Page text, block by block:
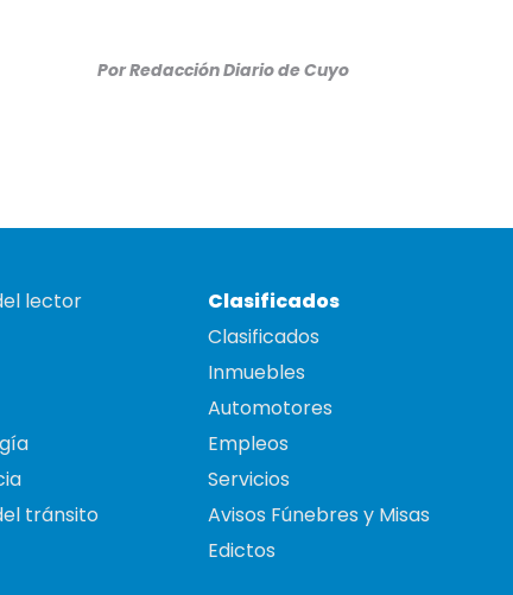
PorRedacción Diario de Cuyo
lector
tránsito
Clasificados
Clasificados
Inmuebles
Automotores
Empleos
Servicios
Avisos Fúnebres y Misas
Edictos